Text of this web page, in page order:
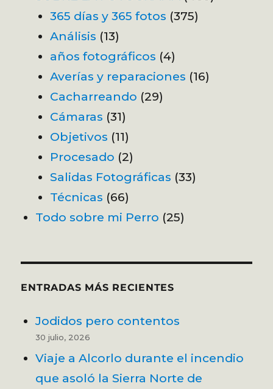
365 días y 365 fotos (375)
Análisis (13)
años fotográficos (4)
Averías y reparaciones (16)
Cacharreando (29)
Cámaras (31)
Objetivos (11)
Procesado (2)
Salidas Fotográficas (33)
Técnicas (66)
Todo sobre mi Perro (25)
ENTRADAS MÁS RECIENTES
Jodidos pero contentos
30 julio, 2026
Viaje a Alcorlo durante el incendio
que asoló la Sierra Norte de